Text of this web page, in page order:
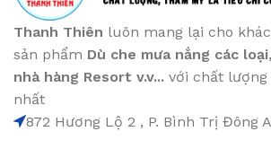
Thanh Thiên luôn mang lại cho
sản phẩm Dù che mưa nắng các loại
nhà hàng Resort v.v... với chất
nhất
872 Hương Lộ 2 , P. Bình Trị Đông